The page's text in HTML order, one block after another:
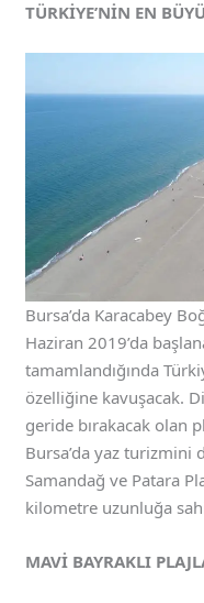
TÜRKİYE’NİN EN
Bursa’da Karacabey
Haziran 2019’da
tamamlandığında
özelliğine kavuşacak.
geride bırakacak olan
Bursa’da yaz turizmini
Samandağ ve Patara
kilometre uzunluğa
MAVİ BAYRAKLI